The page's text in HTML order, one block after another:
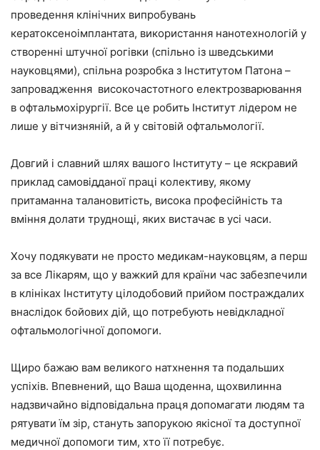
проведення клінічних випробувань
кератоксеноімплантата, використання нанотехнологій у
створенні штучної рогівки (спільно із шведськими
науковцями), спільна розробка з Інститутом Патона –
запровадження високочастотного електрозварювання
в офтальмохірургії. Все це робить Інститут лідером не
лише у вітчизняній, а й у світовій офтальмології.
Довгий і славний шлях вашого Інституту – це яскравий
приклад самовідданої праці колективу, якому
притаманна талановитість, висока професійність та
вміння долати труднощі, яких вистачає в усі часи.
Хочу подякувати не просто медикам-науковцям, а перш
за все Лікарям, що у важкий для країни час забезпечили
в клініках Інституту цілодобовий прийом постраждалих
внаслідок бойових дій, що потребують невідкладної
офтальмологічної допомоги.
Щиро бажаю вам великого натхнення та подальших
успіхів. Впевнений, що Ваша щоденна, щохвилинна
надзвичайно відповідальна праця допомагати людям та
рятувати їм зір, стануть запорукою якісної та доступної
медичної допомоги тим, хто її потребує.